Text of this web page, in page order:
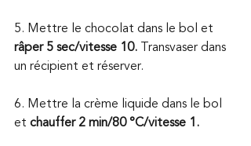
5. Mettre le chocolat dans le bol et
râper 5 sec/vitesse 10. Transvaser dans
un récipient et réserver.
6. Mettre la crème liquide dans le bol
et chauffer 2 min/80 °C/vitesse 1.